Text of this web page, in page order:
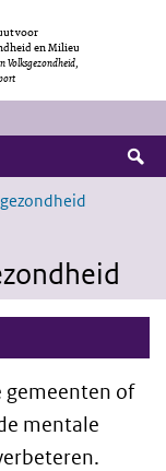
voor
en Milieu
Volksgezondheid,
gemeenten of
mentale